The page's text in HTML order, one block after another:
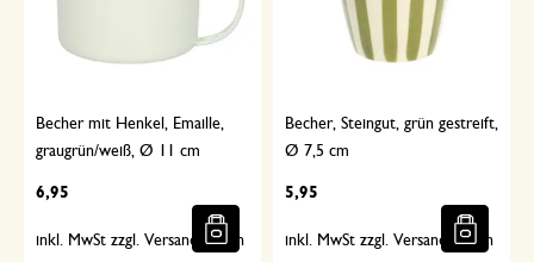
Becher mit Henkel, Emaille,
graugrün/weiß, Ø 11 cm
6,95
inkl. MwSt zzgl. Versandkosten
Becher, Steingut, grün gestreift,
Ø 7,5 cm
5,95
inkl. MwSt zzgl. Versandkosten